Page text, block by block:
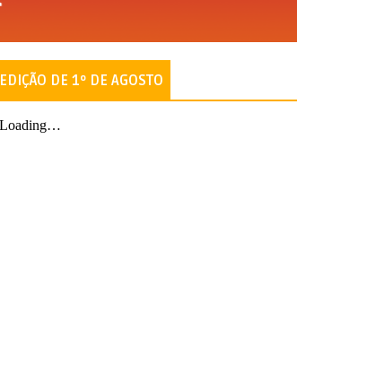
EDIÇÃO DE 1º DE AGOSTO